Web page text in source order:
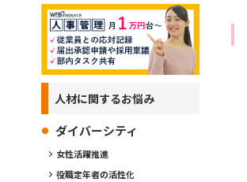
人材に関するお悩み
ダイバーシティ
女性活躍推進
役職定年者の活性化